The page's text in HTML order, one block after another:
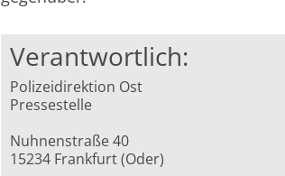
Verantwortlich:
Polizeidirektion Ost
Pressestelle
Nuhnenstraße 40
15234 Frankfurt (Oder)